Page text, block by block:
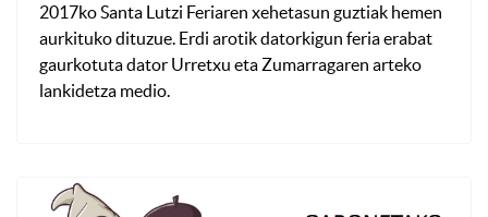
2017ko Santa Lutzi Feriaren xehetasun guztiak hemen
aurkituko dituzue. Erdi arotik datorkigun feria erabat
gaurkotuta dator Urretxu eta Zumarragaren arteko
lankidetza medio.